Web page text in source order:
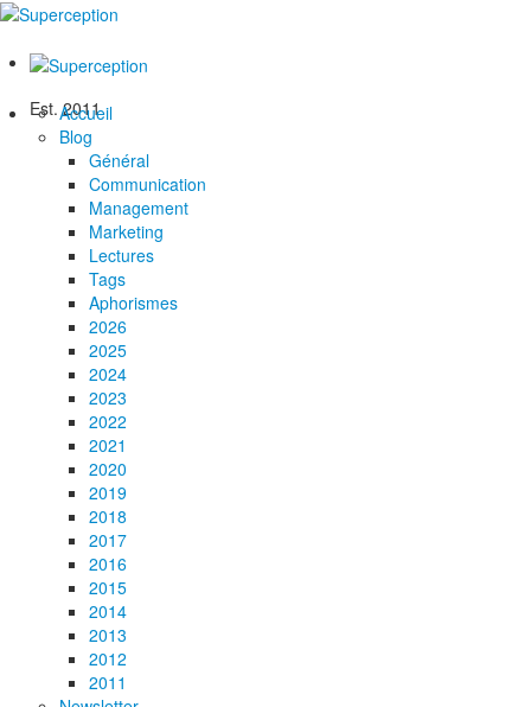
Est. 2011
Accueil
Blog
Général
Communication
Management
Marketing
Lectures
Tags
Aphorismes
2026
2025
2024
2023
2022
2021
2020
2019
2018
2017
2016
2015
2014
2013
2012
2011